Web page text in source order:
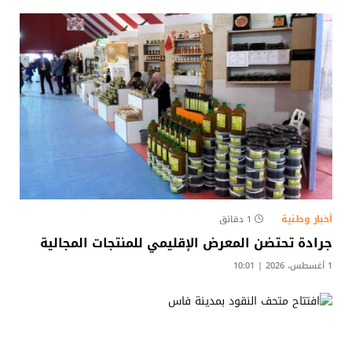
أخبار وطنية 1 دقائق
جرادة تحتضن المعرض الإقليمي للمنتجات المجالية
1 أغسطس، 2026 | 10:01